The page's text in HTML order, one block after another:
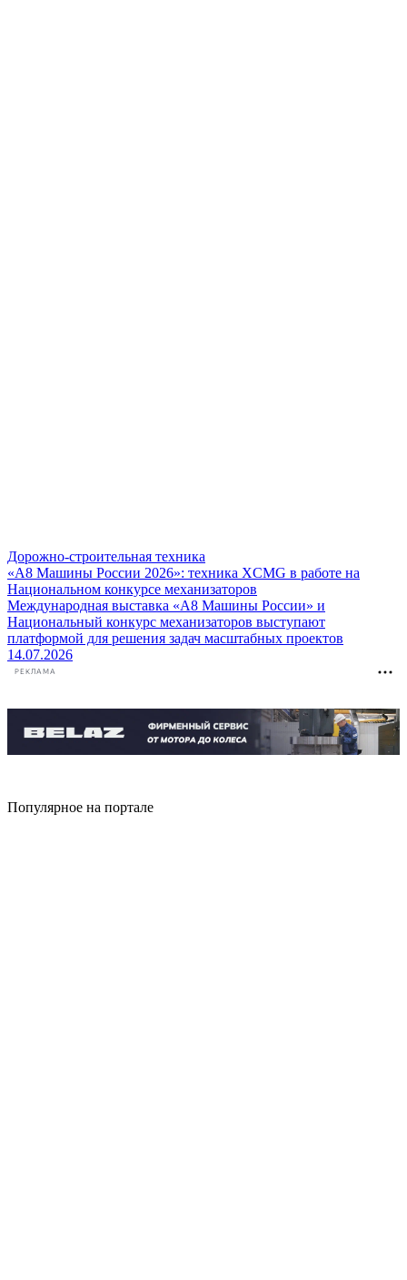
Дорожно-строительная техника
«А8 Машины России 2026»: техника XCMG в работе на
Национальном конкурсе механизаторов
Международная выставка «А8 Машины России» и
Национальный конкурс механизаторов выступают
платформой для решения задач масштабных проектов
14.07.2026
РЕКЛАМА
Популярное на портале